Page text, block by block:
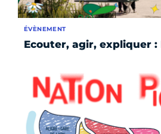
Ecouter, agir, expliquer :
ÉVÈNEMENT